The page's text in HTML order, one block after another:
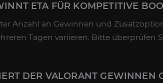
ETA FÜR KOMPETITIVE
Anzahl an Gewinnen und
Tagen variieren. Bitte überprüfen
DER VALORANT GEWINNEN